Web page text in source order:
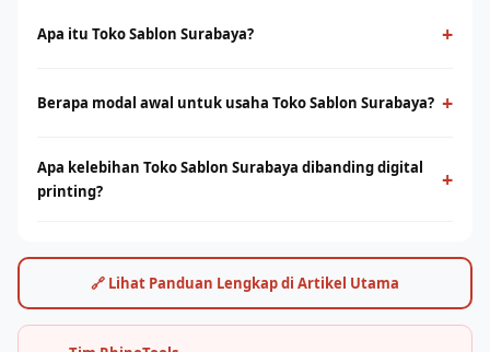
Apa itu Toko Sablon Surabaya? +
menggunakan screen dan tinta yang ditekan ke permukaan
Berapa modal awal untuk usaha Toko Sablon Surabaya? +
starter manual hingga mesin otomatis. Konsultasikan dengan
tim Rhino Indonesia untuk simulasi usaha sesuai budget Anda.
Apa kelebihan Toko Sablon Surabaya dibanding digital
printing?
+
rendah. Digital printing (DTF/sublimasi) unggul untuk order
satuan, full-color, dan desain detail. Keduanya bisa saling
🔗 Lihat Panduan Lengkap di Artikel Utama